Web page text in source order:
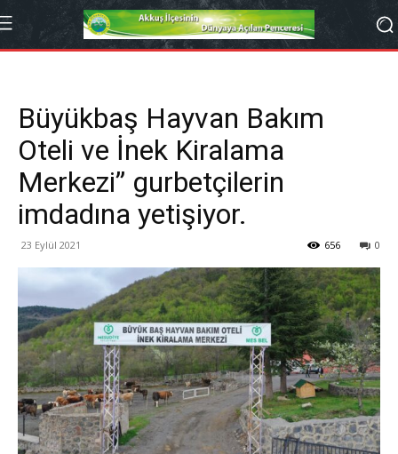
Büyükbaş Hayvan Bakım
Oteli ve İnek Kiralama
Merkezi” gurbetçilerin
imdadına yetişiyor.
23 Eylül 2021 0
656